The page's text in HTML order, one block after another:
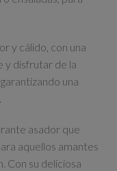
y cálido, con una
y disfrutar de la
una
asador que
aquellos amantes
Con su deliciosa